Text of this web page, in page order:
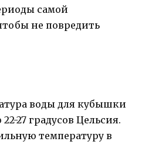
самой
не повредить
воды для кубышки
27 градусов Цельсия.
температуру в